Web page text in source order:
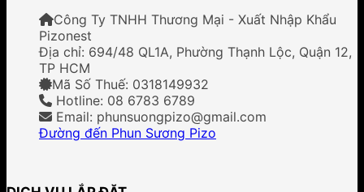
Công Ty TNHH Thương Mại - Xuất Nhập Khẩu
Pizonest
Địa chỉ: 694/48 QL1A, Phường Thạnh Lộc, Quận 12,
TP HCM
Mã Số Thuế: 0318149932
Hotline: 08 6783 6789
Email: phunsuongpizo@gmail.com
Đường đến Phun Sương Pizo